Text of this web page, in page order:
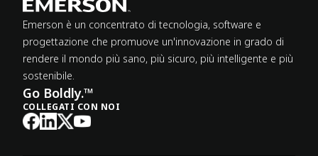
Emerson è un concentrato di tecnologia, software e
progettazione che promuove un'innovazione in grado di
rendere il mondo più sano, più sicuro, più intelligente e più
sostenibile.
Go Boldly.™
COLLEGATI CON NOI